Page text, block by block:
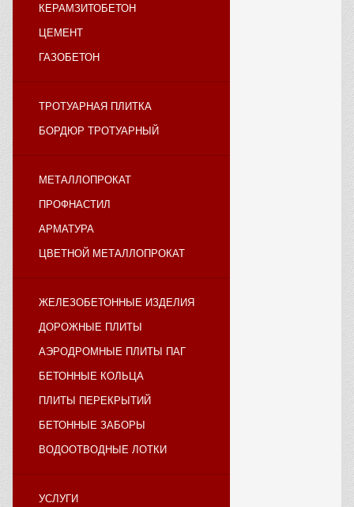
КЕРАМЗИТОБЕТОН
ЦЕМЕНТ
ГАЗОБЕТОН
ТРОТУАРНАЯ ПЛИТКА
БОРДЮР ТРОТУАРНЫЙ
МЕТАЛЛОПРОКАТ
ПРОФНАСТИЛ
АРМАТУРА
ЦВЕТНОЙ МЕТАЛЛОПРОКАТ
ЖЕЛЕЗОБЕТОННЫЕ ИЗДЕЛИЯ
ДОРОЖНЫЕ ПЛИТЫ
АЭРОДРОМНЫЕ ПЛИТЫ ПАГ
БЕТОННЫЕ КОЛЬЦА
ПЛИТЫ ПЕРЕКРЫТИЙ
БЕТОННЫЕ ЗАБОРЫ
ВОДООТВОДНЫЕ ЛОТКИ
УСЛУГИ